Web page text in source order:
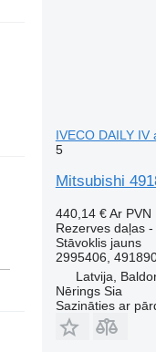
IVECO DAILY
5
Mitsubishi
440,14 € Ar PVN
Rezerves daļas
Stāvoklisjauns
2995406,
Latvija,
Nērings Sia
Sazināties ar